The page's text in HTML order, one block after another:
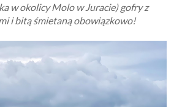
w okolicy Molo w Juracie) gofry z
i bitą śmietaną obowiązkowo!